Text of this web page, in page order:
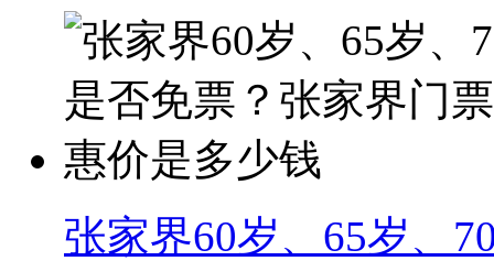
张家界60岁、65岁、